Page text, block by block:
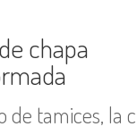
chapa
de tamices, la